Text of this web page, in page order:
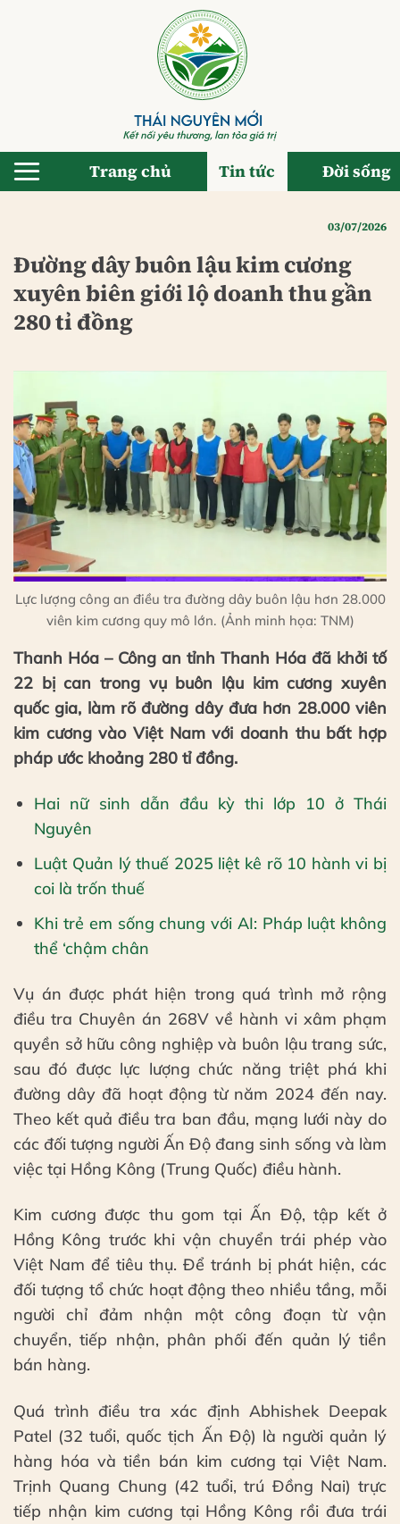
Trang chủ Tin tức Đời sống
03/07/2026
Đường dây buôn lậu kim cương
xuyên biên giới lộ doanh thu gần
280 tỉ đồng
Lực lượng công an điều tra đường dây buôn lậu hơn 28.000
viên kim cương quy mô lớn. (Ảnh minh họa: TNM)
Thanh Hóa – Công an tỉnh Thanh Hóa đã khởi tố
22 bị can trong vụ buôn lậu kim cương xuyên
quốc gia, làm rõ đường dây đưa hơn 28.000 viên
kim cương vào Việt Nam với doanh thu bất hợp
pháp ước khoảng 280 tỉ đồng.
Hai nữ sinh dẫn đầu kỳ thi lớp 10 ở Thái
Nguyên
Luật Quản lý thuế 2025 liệt kê rõ 10 hành vi bị
coi là trốn thuế
Khi trẻ em sống chung với AI: Pháp luật không
thể ‘chậm chân
Vụ án được phát hiện trong quá trình mở rộng
điều tra Chuyên án 268V về hành vi xâm phạm
quyền sở hữu công nghiệp và buôn lậu trang sức,
sau đó được lực lượng chức năng triệt phá khi
đường dây đã hoạt động từ năm 2024 đến nay.
Theo kết quả điều tra ban đầu, mạng lưới này do
các đối tượng người Ấn Độ đang sinh sống và làm
việc tại Hồng Kông (Trung Quốc) điều hành.
Kim cương được thu gom tại Ấn Độ, tập kết ở
Hồng Kông trước khi vận chuyển trái phép vào
Việt Nam để tiêu thụ. Để tránh bị phát hiện, các
đối tượng tổ chức hoạt động theo nhiều tầng, mỗi
người chỉ đảm nhận một công đoạn từ vận
chuyển, tiếp nhận, phân phối đến quản lý tiền
bán hàng.
Quá trình điều tra xác định Abhishek Deepak
Patel (32 tuổi, quốc tịch Ấn Độ) là người quản lý
hàng hóa và tiền bán kim cương tại Việt Nam.
Trịnh Quang Chung (42 tuổi, trú Đồng Nai) trực
tiếp nhận kim cương tại Hồng Kông rồi đưa trái